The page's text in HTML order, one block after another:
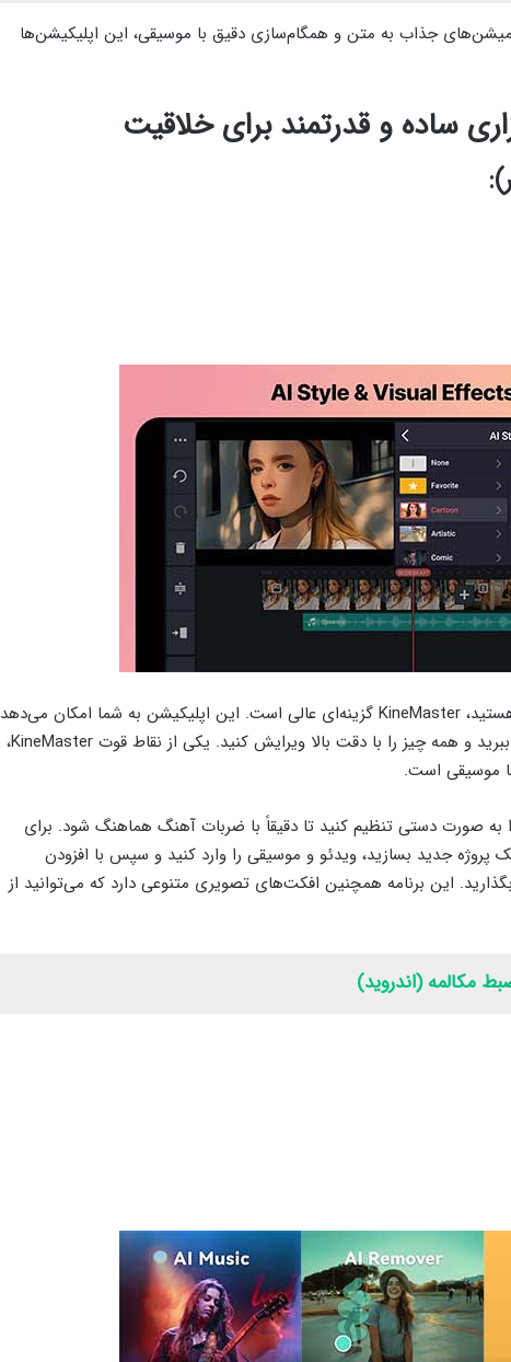
جذاب به متن و همگام‌سازی دقیق با موسیقی، این اپلیکیشن‌ها
اگر به دنبال برنامه‌ای با امکانات پیشرفته هستید، KineMaster گزینه‌ای عالی است. این اپلیکیشن به شما امکان می‌دهد
چندین لایه متن، تصویر و ویدئو را به کار ببرید و همه چیز را با دقت بالا ویرایش کنید. یکی از نقاط قوت KineMaster،
موسیقی است.
صورت دستی تنظیم کنید تا دقیقاً با ضربات آهنگ هماهنگ شود. برای
پروژه جدید بسازید، ویدئو و موسیقی را وارد کنید و سپس با افزودن
این برنامه همچنین افکت‌های تصویری متنوعی دارد که می‌توانید از